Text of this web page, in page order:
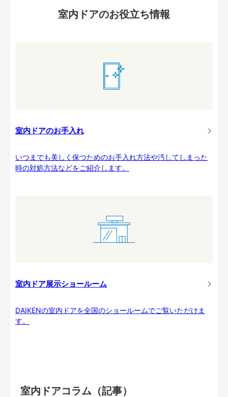
室内ドアのお役立ち情報
室内ドアのお手入れ
いつまでも美しく保つためのお手入れ方法や汚してしまった
時の対処方法などをご紹介します。
室内ドア展示ショールーム
DAIKENの室内ドアを全国のショールームでご覧いただけま
す。
室内ドアコラム（記事）